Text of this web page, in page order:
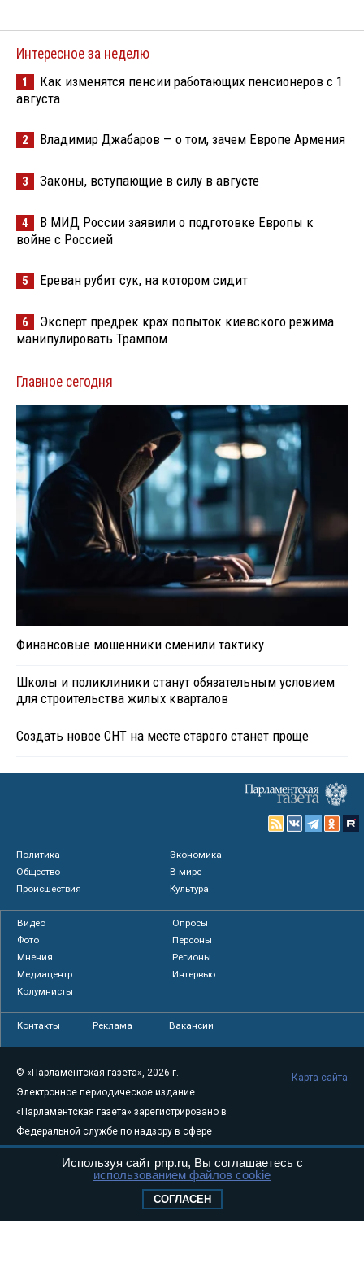
Интересное за неделю
1
Как изменятся пенсии работающих пенсионеров с 1
августа
2 Владимир Джабаров — о том, зачем Европе Армения
3 Законы, вступающие в силу в августе
4
В МИД России заявили о подготовке Европы к
войне с Россией
5 Ереван рубит сук, на котором сидит
6
Эксперт предрек крах попыток киевского режима
манипулировать Трампом
Главное сегодня
Финансовые мошенники сменили тактику
Школы и поликлиники станут обязательным условием
для строительства жилых кварталов
Создать новое СНТ на месте старого станет проще
Политика
Экономика
Общество
В мире
Происшествия
Культура
Видео
Опросы
Фото
Персоны
Мнения
Регионы
Медиацентр
Интервью
Колумнисты
Контакты Реклама Вакансии
© «Парламентская газета», 2026 г.
Электронное периодическое издание
«Парламентская газета» зарегистрировано в
Федеральной службе по надзору в сфере
связи, информационных технологий и
массовых коммуникаций (Роскомнадзор) 05
Свидетельство о регистрации Эл № ФС77-
Карта сайта
Используя сайт pnp.ru, Вы соглашаетесь с
использованием файлов cookie
СОГЛАСЕН